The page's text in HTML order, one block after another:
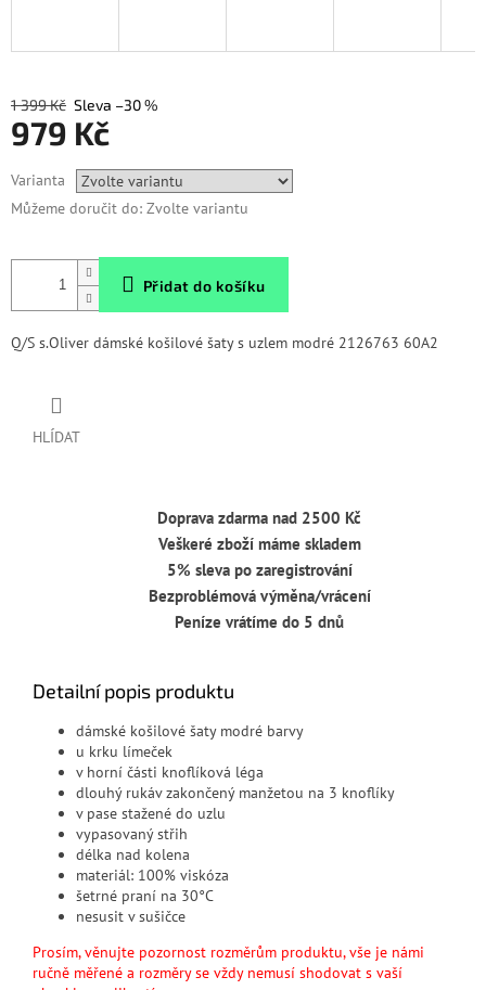
1 399 Kč –30 %
979 Kč
cena:
Varianta
Můžeme doručit do: Zvolte variantu
Přidat do košíku
Q/S s.Oliver dámské košilové šaty s uzlem modré 2126763 60A2
HLÍDAT
Doprava zdarma nad 2500 Kč
Veškeré zboží máme skladem
5% sleva po zaregistrování
Bezproblémová výměna/vrácení
Peníze vrátíme do 5 dnů
Detailní popis produktu
dámské košilové šaty modré barvy
u krku límeček
v horní části knoflíková léga
dlouhý rukáv zakončený manžetou na 3 knoflíky
v pase stažené do uzlu
vypasovaný střih
délka nad kolena
materiál: 100% viskóza
šetrné praní na 30°C
nesusit v sušičce
Prosím, věnujte pozornost rozměrům produktu, vše je námi
ručně měřené a rozměry se vždy nemusí shodovat s vaší